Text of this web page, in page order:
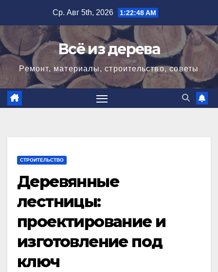
содержимому
Ср. Авг 5th, 2026 1:22:49 AM
Всё из дерева
Ремонт, материалы, строительство, советы
СТРОИТЕЛЬСТВО
Деревянные
лестницы:
проектирование и
изготовление под
ключ